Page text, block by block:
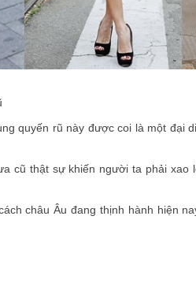
quyến rũ này được coi là một
cũ thật sự khiến người ta phải
châu Âu đang thịnh hành hiện